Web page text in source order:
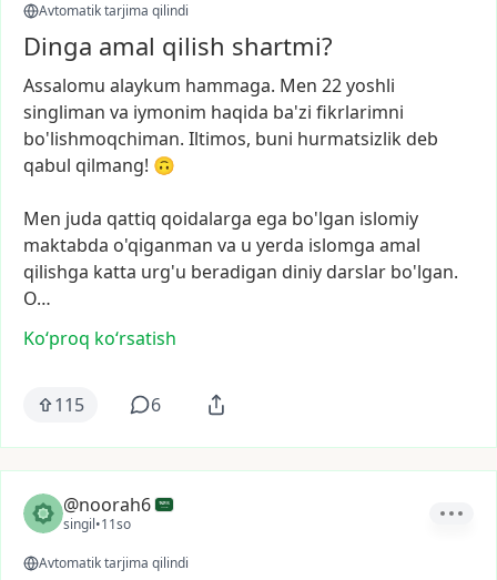
Avtomatik tarjima qilindi
Dinga amal qilish shartmi?
Assalomu alaykum hammaga. Men 22yoshli
singliman va iymonim haqida ba'zi fikrlarimni
bo'lishmoqchiman. Iltimos, buni hurmatsizlik deb
qabul qilmang! 🙃
Men juda qattiq qoidalarga ega bo'lgan islomiy
maktabda o'qiganman va u yerda islomga amal
qilishga katta urg'u beradigan diniy darslar bo'lgan.
O…
Ko‘proq koʻrsatish
115 6
@noorah6
singil•11so
Avtomatik tarjima qilindi